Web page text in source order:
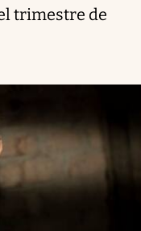
trimestre de